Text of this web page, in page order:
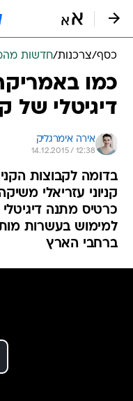
כסף/צרכנות/חדשות
כמו
דיגיטלי של
אירה אימרגליק
14.12.2015 / 12:38
בדומה לקבוצות
קניוני עזריאלי
כרטיס מתנה
למימוש בעשרות
ברחבי הארץ